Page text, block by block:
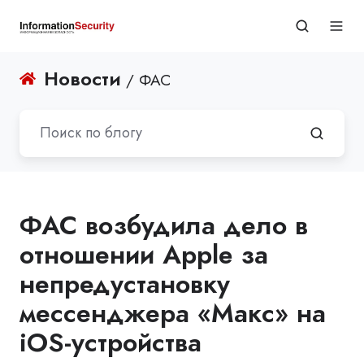
Новости / ФАС
ФАС возбудила дело в
отношении Apple за
непредустановку
мессенджера «Макс» на
iOS-устройства